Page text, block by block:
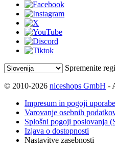
Spremenite
© 2010-2026 niceshops GmbH -
Impresum in pogoji uporabe
Varovanje osebnih
Splošni pogoji poslovanja
Izjava o dostopnosti
Nastavitve zasebnosti